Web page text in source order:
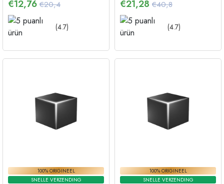
SNELLE VERZENDING
Diblong Chocolade voor
SNELLE VERZENDING
Diblong Chocolade voor